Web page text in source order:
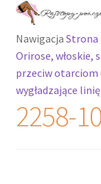
Przejdź
nawigacji
Przejdź
treści
Rajstopy
Rajstopy Orirose
Pończochy i
Nawigacja Strona
Orirose, włoskie,
przeciw otarciom
wygładzające
2258-